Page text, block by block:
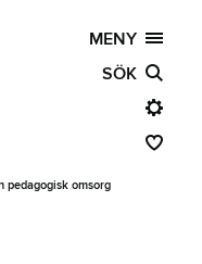
MENY
SÖK
pedagogisk omsorg